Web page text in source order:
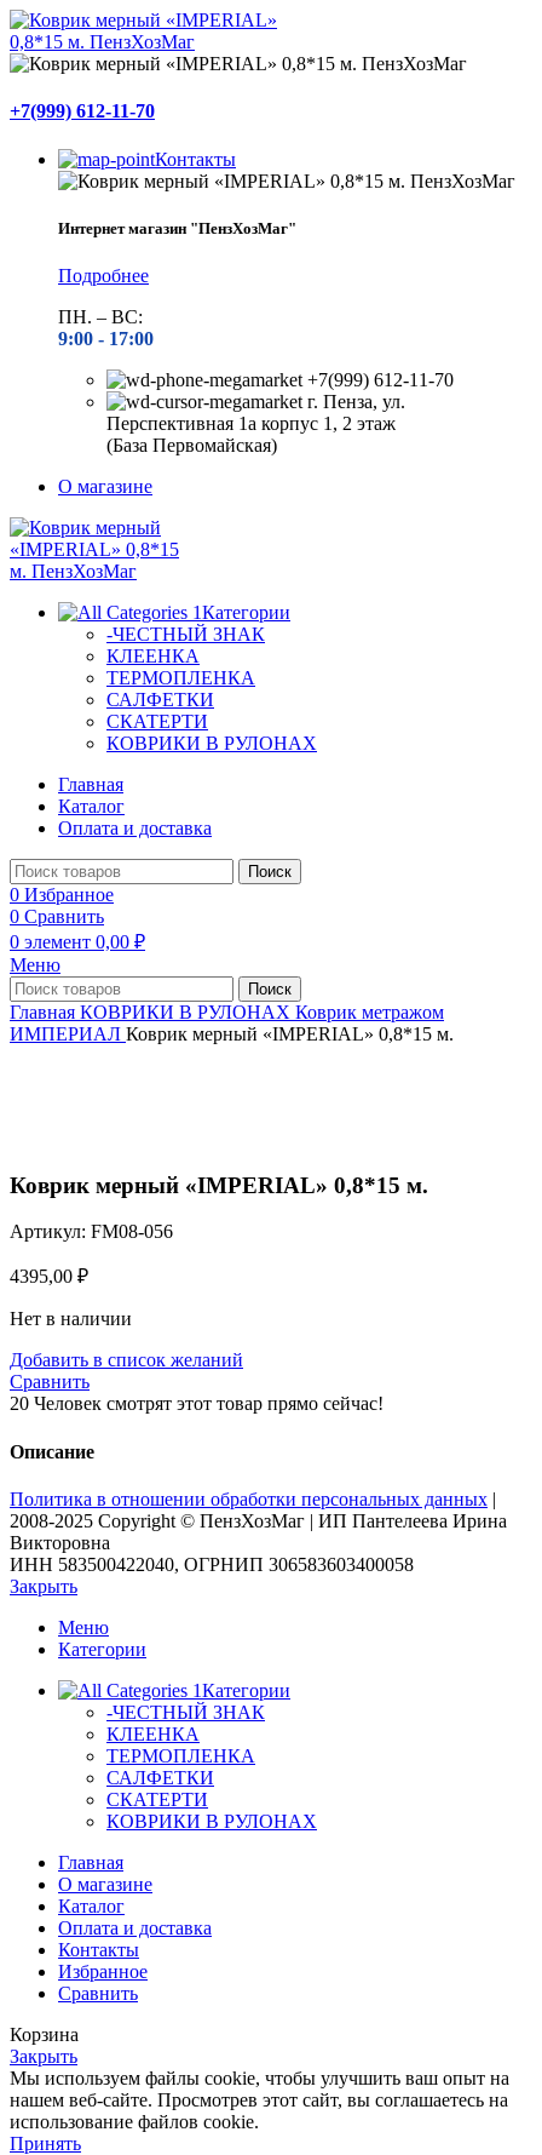
+7(999) 612-11-70
Контакты
Интернет магазин "ПензХозМаг"
Подробнее
ПН. – ВС:
9:00 - 17:00
+7(999) 612-11-70
г. Пенза, ул.
Перспективная 1а корпус 1, 2 этаж
(База Первомайская)
О магазине
Категории
-ЧЕСТНЫЙ ЗНАК
КЛЕЕНКА
ТЕРМОПЛЕНКА
САЛФЕТКИ
СКАТЕРТИ
КОВРИКИ В РУЛОНАХ
Главная
Каталог
Оплата и доставка
Поиск
0 Избранное
0 Сравнить
0 элемент 0,00 ₽
Меню
Поиск
Главная КОВРИКИ В РУЛОНАХ Коврик метражом
ИМПЕРИАЛ Коврик мерный «IMPERIAL» 0,8*15 м.
Коврик мерный «IMPERIAL» 0,8*15 м.
Артикул: FM08-056
4395,00 ₽
Нет в наличии
Добавить в список желаний
Сравнить
20 Человек смотрят этот товар прямо сейчас!
Описание
Политика в отношении обработки персональных данных |
2008-2025 Copyright © ПензХозМаг | ИП Пантелеева Ирина
Викторовна
ИНН 583500422040, ОГРНИП 306583603400058
Закрыть
Меню
Категории
Категории
-ЧЕСТНЫЙ ЗНАК
КЛЕЕНКА
ТЕРМОПЛЕНКА
САЛФЕТКИ
СКАТЕРТИ
КОВРИКИ В РУЛОНАХ
Главная
О магазине
Каталог
Оплата и доставка
Контакты
Избранное
Сравнить
Корзина
Закрыть
Мы используем файлы cookie, чтобы улучшить ваш опыт на
нашем веб-сайте. Просмотрев этот сайт, вы соглашаетесь на
использование файлов cookie.
Принять